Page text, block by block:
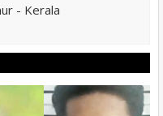
- Kerala